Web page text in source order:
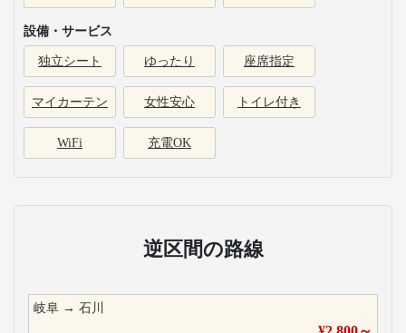
設備・サービス
独立シート ゆったり 座席指定
マイカーテン 女性安心 トイレ付き
WiFi 充電OK
逆区間の路線
岐阜 → 石川